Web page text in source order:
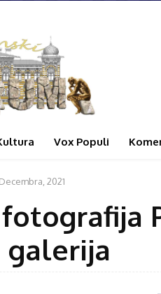
Vox Populi
2021